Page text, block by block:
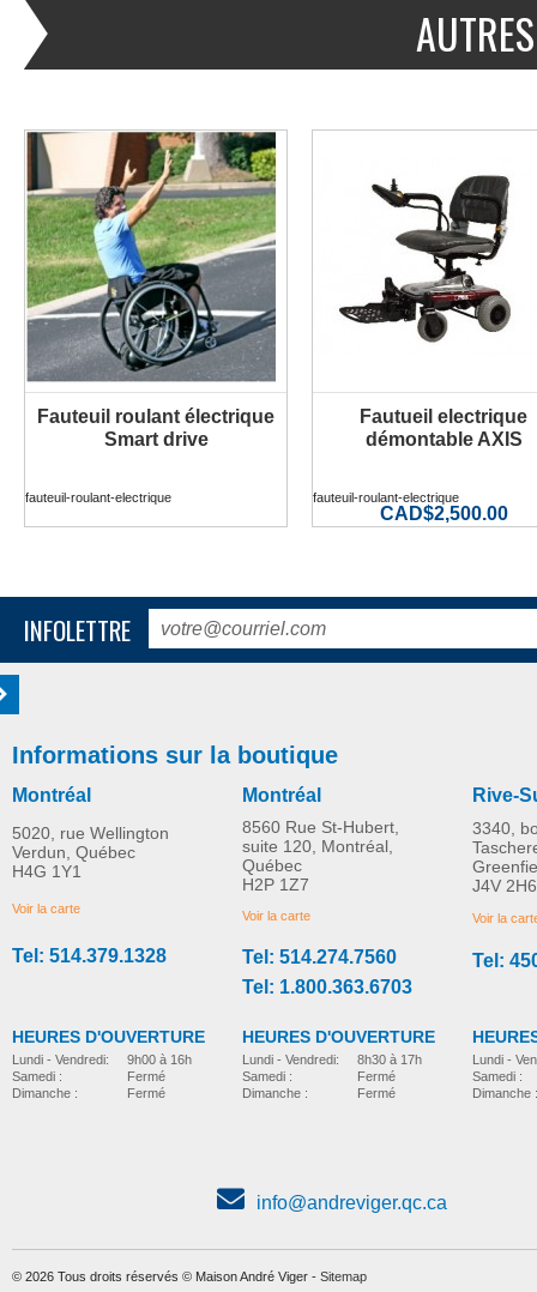
Fauteuil roulant électrique
Smart drive
fauteuil-roulant-electrique
Fautueil electrique
démontable AXIS
fauteuil-roulant-electrique
CAD$2,500.00
Fauteuil roulant électrique
portatif CITY 2 PLUS
PLUS D'INFORMATION
fauteuil-roulant-electrique
Fauteuil roulant
PLUS D'INFORMATION
fauteuil-roulant-electrique
CAD$3,449.00
PLUS D'INFORMATION
INFOLETTRE
Informations sur la boutique
Montréal
5020, rue Wellington
Verdun, Québec
H4G 1Y1
Voir la carte
Tel: 514.379.1328
HEURES D'OUVERTURE
Lundi - Vendredi:
Samedi :
Dimanche :
9h00 à 16h
Fermé
Fermé
Montréal
8560 Rue St-Hubert,
suite 120, Montréal,
Québec
H2P 1Z7
Voir la carte
Tel: 514.274.7560
Tel: 1.800.363.6703
HEURES D'OUVERTURE
Lundi - Vendredi:
Samedi :
Dimanche :
8h30 à 17h
Fermé
Fermé
Rive-
3340,
J4V 2H6
Voir la
Tel:
Lundi -
Samedi :
Dimanche :
info@andreviger.qc.ca
© 2026 Tous droits réservés © Maison André Viger - Sitemap